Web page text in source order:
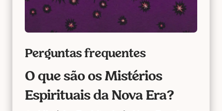
Perguntas frequentes
O que são os Mistérios
Espirituais da Nova Era?